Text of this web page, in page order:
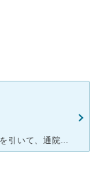
子供の頃からお世話になっています。 最近風邪を引いて、通院しました。 駐車場は5台分ほどですが、斜面になっており、 さらに切り替えすところの面積が狭いため、結構駐車しにくいです。 20